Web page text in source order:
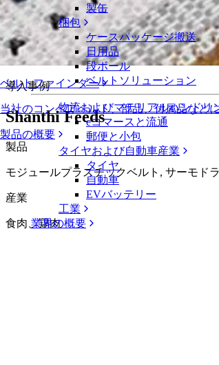
ベルトファインダー
当社のコンベアベルト、部品、付属品など
製品の概要
製缶
梱包
ケースパッケージ搬送
日用品
段ボール
ベルトソリューション
物流およびマテリアルハンドリ
eコマースと流通
郵便と小包
タイヤおよび自動車産業
タイヤ
自動車
EVバッテリー
工業
業界の概要
イベント
動画ライブラリ
イントラロックスのサービ
導入事例
Shanthi Feeds
製品
モジュールプラスチックベルト, サーモド
産業
食肉、鶏肉